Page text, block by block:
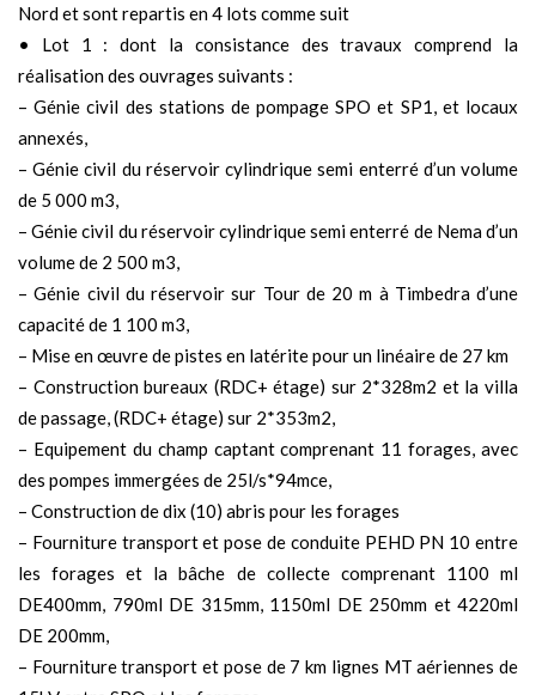
Nord et sont repartis en 4 lots comme suit
• Lot 1 : dont la consistance des travaux comprend la
réalisation des ouvrages suivants :
– Génie civil des stations de pompage SPO et SP1, et locaux
annexés,
– Génie civil du réservoir cylindrique semi enterré d’un volume
de 5 000 m3,
– Génie civil du réservoir cylindrique semi enterré de Nema d’un
volume de 2 500 m3,
– Génie civil du réservoir sur Tour de 20 m à Timbedra d’une
capacité de 1 100 m3,
– Mise en œuvre de pistes en latérite pour un linéaire de 27 km
– Construction bureaux (RDC+ étage) sur 2*328m2 et la villa
de passage, (RDC+ étage) sur 2*353m2,
– Equipement du champ captant comprenant 11 forages, avec
des pompes immergées de 25l/s*94mce,
– Construction de dix (10) abris pour les forages
– Fourniture transport et pose de conduite PEHD PN 10 entre
les forages et la bâche de collecte comprenant 1100 ml
DE400mm, 790ml DE 315mm, 1150ml DE 250mm et 4220ml
DE 200mm,
– Fourniture transport et pose de 7 km lignes MT aériennes de